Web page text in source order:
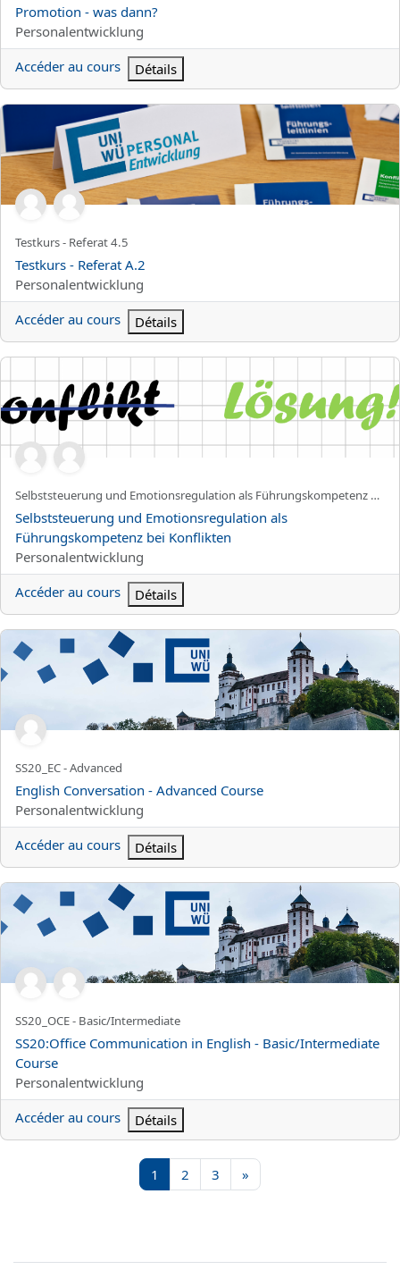
Nom du cours
Promotion - was dann?
Catégorie de cours
Personalentwicklung
Accéder au cours
Détails
Testkurs - Referat A.2
Nom abrégé du cours
Testkurs - Referat 4.5
Nom du cours
Testkurs - Referat A.2
Catégorie de cours
Personalentwicklung
Accéder au cours
Détails
Selbststeuerung und Emotionsregulation als
Nom abrégé du cours Selbststeuerung und Emotionsregulation als Führungskompetenz bei Konflikten
Nom du cours
Selbststeuerung und Emotionsregulation als
Führungskompetenz bei Konflikten
Catégorie de cours
Personalentwicklung
Accéder au cours
Détails
English Conversation - Advanced Course
Nom abrégé du cours
SS20_EC - Advanced
Nom du cours
English Conversation - Advanced Course
Catégorie de cours
Personalentwicklung
Accéder au cours
Détails
SS20:Office Communication in English - Basic/Intermediate
Nom abrégé du cours
SS20_OCE - Basic/Intermediate
Nom du cours
SS20:Office Communication in English - Basic/Intermediate
Course
Catégorie de cours
Personalentwicklung
Accéder au cours
Détails
1 Page 1
2 Page 2
3 Page 3
»